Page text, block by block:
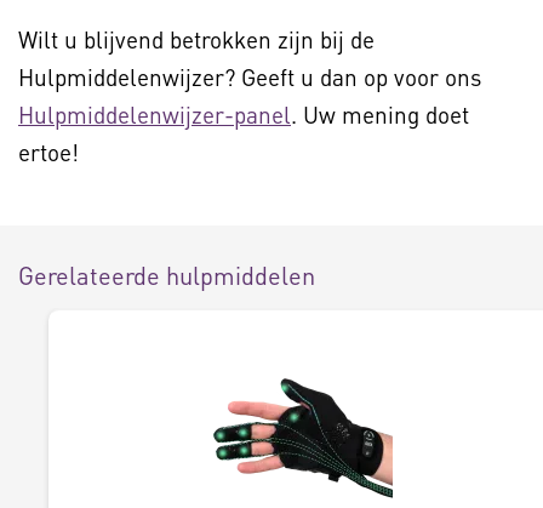
Wilt u blijvend betrokken zijn bij de
Hulpmiddelenwijzer? Geeft u dan op voor ons
Hulpmiddelenwijzer-panel. Uw mening doet
ertoe!
Gerelateerde hulpmiddelen